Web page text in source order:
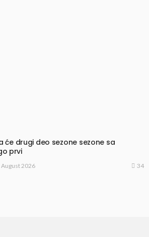
će drugi deo sezone sezone sa
prvi
August 2026 34